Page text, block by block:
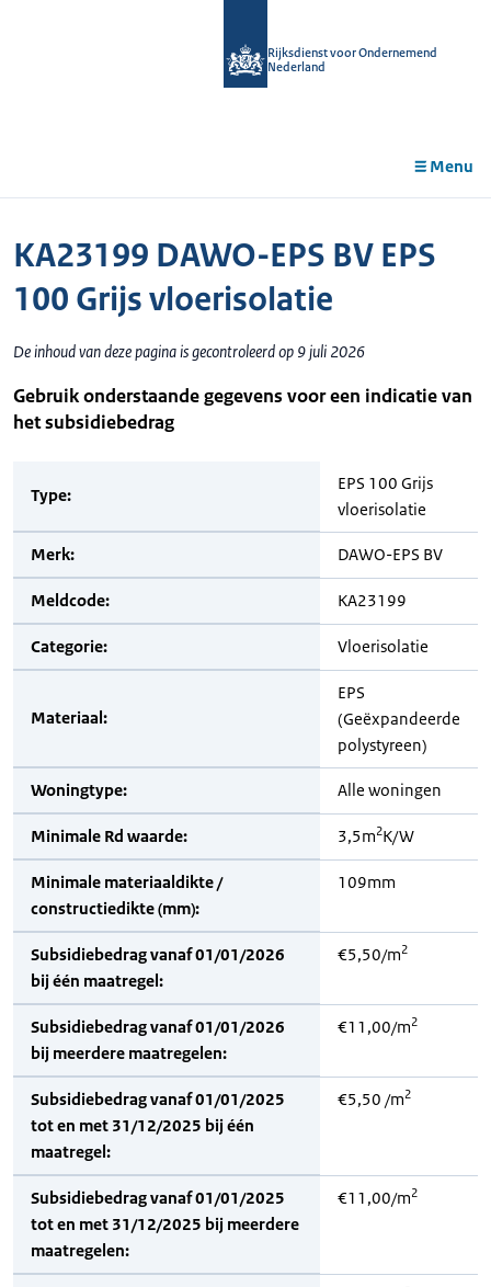
Rijksdienst voor Ondernemend
Nederland
Menu
KA23199 DAWO-EPS BV EPS
100 Grijs vloerisolatie
De inhoud van deze pagina is gecontroleerd op 9 juli 2026
Gebruik onderstaande gegevens voor een indicatie van
het subsidiebedrag
Type:
EPS 100 Grijs
vloerisolatie
Merk: DAWO-EPS BV
Meldcode: KA23199
Categorie: Vloerisolatie
Materiaal:
EPS
(Geëxpandeerde
polystyreen)
Woningtype: Alle woningen
Minimale Rd waarde: 3,5m2K/W
Minimale materiaaldikte /
constructiedikte (mm):
109mm
Subsidiebedrag vanaf 01/01/2026
bij één maatregel:
€5,50/m2
Subsidiebedrag vanaf 01/01/2026
bij meerdere maatregelen:
€11,00/m2
Subsidiebedrag vanaf 01/01/2025
tot en met 31/12/2025 bij één
maatregel:
€5,50 /m2
Subsidiebedrag vanaf 01/01/2025
tot en met 31/12/2025 bij meerdere
maatregelen:
€11,00/m2